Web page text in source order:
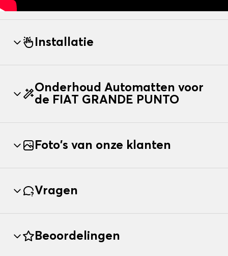
Installatie
Onderhoud Automatten voor
de FIAT GRANDE PUNTO
Foto's van onze klanten
Vragen
Beoordelingen